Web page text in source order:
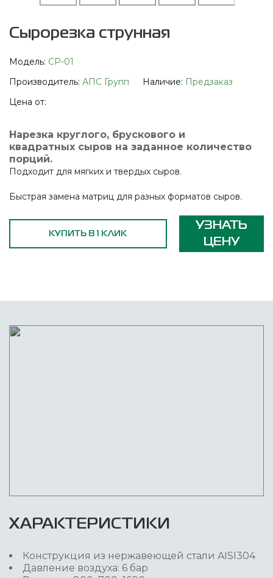
Сырорезка струнная
Модель: СР-01
Производитель: АПС Групп Наличие: Предзаказ
Цена от:
Нарезка круглого, брускового и
квадратных сыров на заданное количество
порций.
Подходит для мягких и твердых сыров.
Быстрая замена матриц для разных форматов сыров.
КУПИТЬ В 1 КЛИК
УЗНАТЬ
ЦЕНУ
ХАРАКТЕРИСТИКИ
Конструкция из нержавеющей стали AISI304
Давление воздуха: 6 бар